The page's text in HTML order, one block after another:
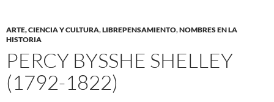
ARTE, CIENCIA Y CULTURA,LIBREPENSAMIENTO,NOMBRES EN LA
HISTORIA
PERCY BYSSHE SHELLEY
(1792-1822)